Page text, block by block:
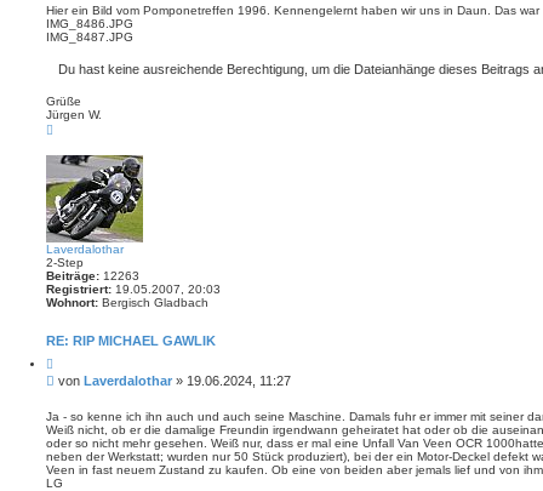
e
n
r
a
Hier ein Bild vom Pomponetreffen 1996. Kennengelernt haben wir uns in Daun. Das
IMG_8486.JPG
IMG_8487.JPG
Du hast keine ausreichende Berechtigung, um die Dateianhänge dieses Beitrags
Grüße
Jürgen W.
c
o
b
e
n
Laverdalothar
2-Step
Beiträge: 12263
Registriert: 19.05.2007, 20:03
Wohnort: Bergisch Gladbach
RE: RIP MICHAEL GAWLIK
i
t
e
r
e
n
B
i
t
r
a
g
von Laverdalothar » 19.06.2024, 11:27
Ja - so kenne ich ihn auch und auch seine Maschine. Damals fuhr er immer mit seiner
Weiß nicht, ob er die damalige Freundin irgendwann geheiratet hat oder ob die
oder so nicht mehr gesehen. Weiß nur, dass er mal eine Unfall Van Veen OCR
neben der Werkstatt; wurden nur 50 Stück produziert), bei der ein Motor-Deckel defekt
Veen in fast neuem Zustand zu kaufen. Ob eine von beiden aber jemals lief und von
LG